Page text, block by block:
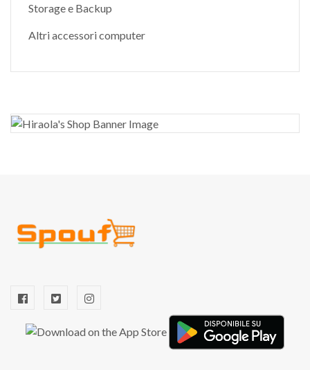
Storage e Backup
Altri accessori computer